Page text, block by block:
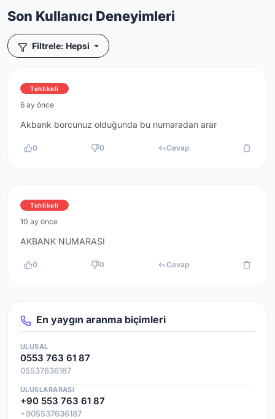
Son Kullanıcı Deneyimleri
Filtrele: Hepsi
Tehlikeli
6 ay önce
Akbank borcunuz olduğunda bu numaradan arar
0 0 Cevap
Tehlikeli
10 ay önce
AKBANK NUMARASI
0 0 Cevap
En yaygın aranma biçimleri
ULUSAL
0553 763 61 87
05537636187
ULUSLARARASI
+90 553 763 61 87
+905537636187